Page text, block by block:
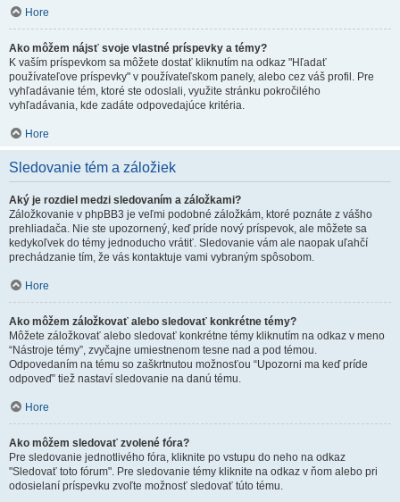
Hore
Ako môžem nájsť svoje vlastné príspevky a témy?
K vaším príspevkom sa môžete dostať kliknutím na odkaz "Hľadať
používateľove príspevky" v používateľskom panely, alebo cez váš profil. Pre
vyhľadávanie tém, ktoré ste odoslali, využite stránku pokročilého
vyhľadávania, kde zadáte odpovedajúce kritéria.
Hore
Sledovanie tém a záložiek
Aký je rozdiel medzi sledovaním a záložkami?
Záložkovanie v phpBB3 je veľmi podobné záložkám, ktoré poznáte z vášho
prehliadača. Nie ste upozornený, keď príde nový príspevok, ale môžete sa
kedykoľvek do témy jednoducho vrátiť. Sledovanie vám ale naopak uľahčí
prechádzanie tím, že vás kontaktuje vami vybraným spôsobom.
Hore
Ako môžem záložkovať alebo sledovať konkrétne témy?
Môžete záložkovať alebo sledovať konkrétne témy kliknutím na odkaz v meno
“Nástroje témy”, zvyčajne umiestnenom tesne nad a pod témou.
Odpovedaním na tému so zaškrtnutou možnosťou “Upozorni ma keď príde
odpoveď” tiež nastaví sledovanie na danú tému.
Hore
Ako môžem sledovať zvolené fóra?
Pre sledovanie jednotlivého fóra, kliknite po vstupu do neho na odkaz
"Sledovať toto fórum". Pre sledovanie témy kliknite na odkaz v ňom alebo pri
odosielaní príspevku zvoľte možnosť sledovať túto tému.